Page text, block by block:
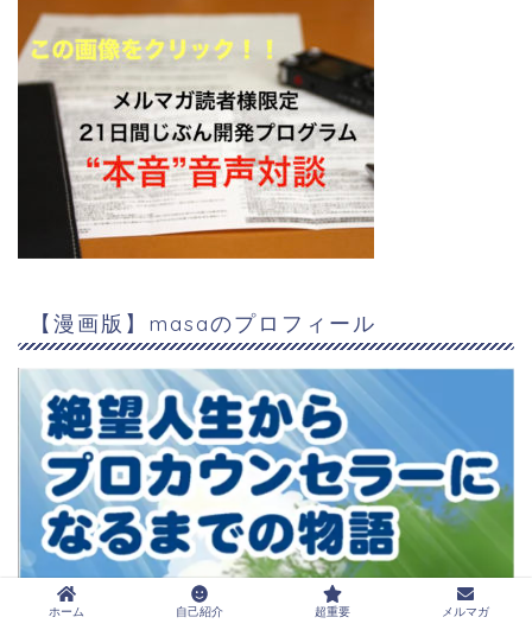
【漫画版】masaのプロフィール
ホーム 自己紹介 超重要 メルマガ